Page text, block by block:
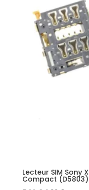
Lecteur SIM Sony
Compact (D5803)